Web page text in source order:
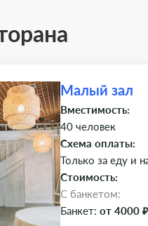
Малый зал
Вместимость:
40 человек
Схема оплаты:
Только за еду и
Стоимость:
C банкетом:
Банкет: от 4000